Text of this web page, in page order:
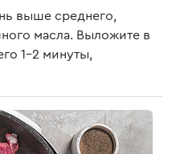
выше среднего,
масла. Выложите в
1-2 минуты,